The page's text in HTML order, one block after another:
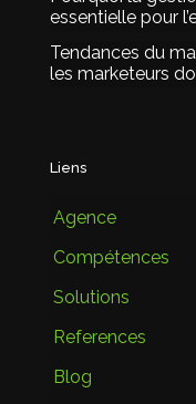
essentielle pour
Tendances du
les marketeurs
Liens
Agence
Compétences
Solutions
References
Blog